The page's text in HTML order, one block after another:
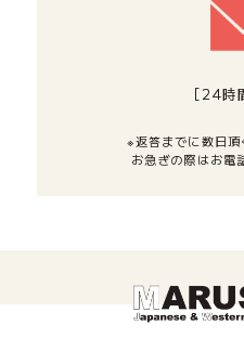
[24時
※返答までに数日
お急ぎの際はお電